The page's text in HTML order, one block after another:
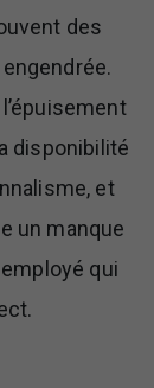
des
disponibilité
et
un manque
qui